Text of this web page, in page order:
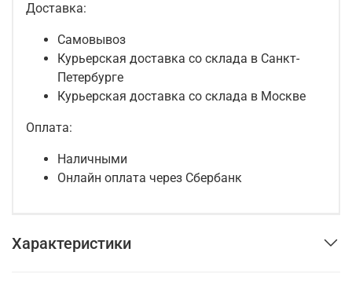
Доставка:
Самовывоз
Курьерская доставка со склада в Санкт-
Петербурге
Курьерская доставка со склада в Москве
Оплата:
Наличными
Онлайн оплата через Сбербанк
Характеристики